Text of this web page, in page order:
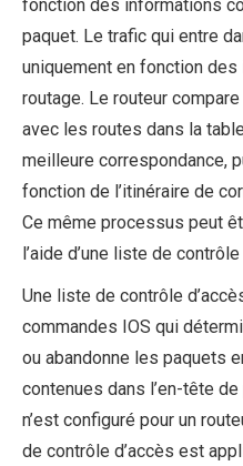
fonction des informations
paquet. Le trafic qui entre
uniquement en fonction
routage. Le routeur
avec les routes dans la
meilleure correspondance,
fonction de l’itinéraire de
Ce même processus peut
l’aide d’une liste de
Une liste de contrôle
commandes IOS qui
ou abandonne les paquets
contenues dans l’en-tête
n’est configuré pour un
de contrôle d’accès est